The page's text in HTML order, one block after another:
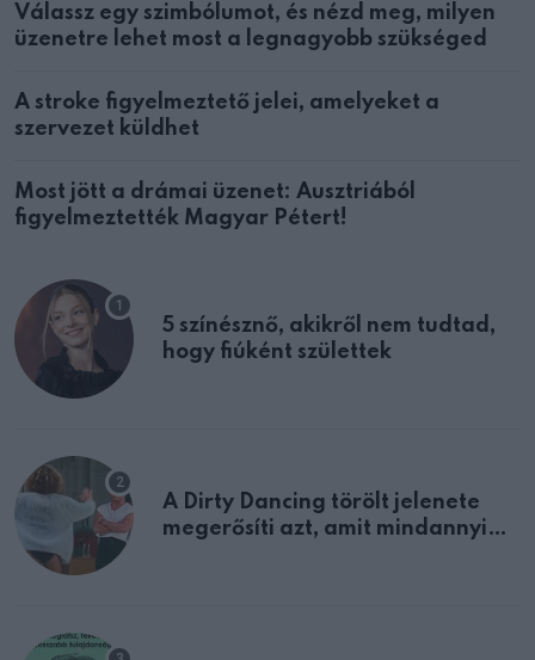
Válassz egy szimbólumot, és nézd meg, milyen
üzenetre lehet most a legnagyobb szükséged
A stroke figyelmeztető jelei, amelyeket a
szervezet küldhet
Most jött a drámai üzenet: Ausztriából
figyelmeztették Magyar Pétert!
5 színésznő, akikről nem tudtad,
hogy fiúként születtek
A Dirty Dancing törölt jelenete
megerősíti azt, amit mindannyian